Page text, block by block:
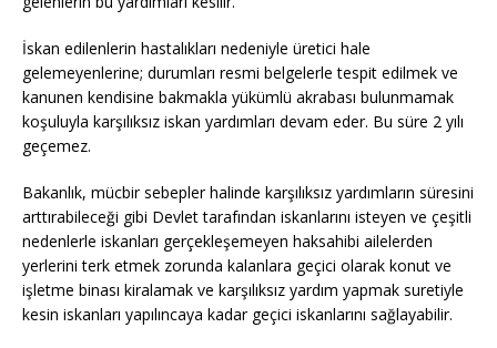
İskan edilenlerin hastalıkları nedeniyle üretici hale
gelemeyenlerine; durumları resmi belgelerle tespit edilmek ve
kanunen kendisine bakmakla yükümlü akrabası bulunmamak
koşuluyla karşılıksız iskan yardımları devam eder. Bu süre 2 yılı
geçemez.
Bakanlık, mücbir sebepler halinde karşılıksız yardımların süresini
arttırabileceği gibi Devlet tarafından iskanlarını isteyen ve çeşitli
nedenlerle iskanları gerçekleşemeyen haksahibi ailelerden
yerlerini terk etmek zorunda kalanlara geçici olarak konut ve
işletme binası kiralamak ve karşılıksız yardım yapmak suretiyle
kesin iskanları yapılıncaya kadar geçici iskanlarını sağlayabilir.